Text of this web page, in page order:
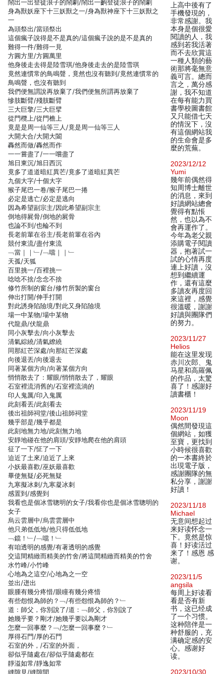
鬧出一出登徒浪子的鬧劇/鬧出一齣登徒浪子的鬧劇
身為獸妖座下十三妖獸之一/身為獸神座下十三妖獸之
一
為頭祭出/當頭祭出
這個瘋子說得是不是真的/這個瘋子說的是不是真的
難得一件/難得一見
方圓方里/方圓萬里
他身後走去得是陸雪琪/他身後走去的是陸雪琪
竟然連慣常的鳥鳴聲，竟然也沒有聽到/竟然連慣常的
鳥鳴聲，也沒有聽到
我們便無謂說再放棄了/我們便無所謂再放棄了
慘肢斷臂/殘肢斷臂
三大巨擎/三大巨擘
從門欖上/從門檐上
竟是是周一仙等三人/竟是周一仙等三人
大開大合/大開大闔
轟然而做/轟然而作
一一嘗盡了/一一嚐盡了
旭日東沉/旭日西沉
竟多了道道暗紅異芒/竟多了道暗紅異芒
九個大字/十個大字
猴子尾巴一卷/猴子尾巴一捲
必定是逃亡/必定是逃向
因為希望副宗主/因此希望副宗主
倒地得屍骨/倒地的屍骨
也論不到/也輪不到
長老前輩在谷主/長老前輩在谷內
競付東流/盡付東流
﹁當｜｜﹂/﹁噹｜｜﹂
天孤/天狐
百里挑一/百裡挑一
唸唸不捨/念念不捨
修竹所制的窗台/修竹所製的窗台
伸出打開/伸手打開
對此誘身陷險境/對此又身陷險境
場一中某物/場中某物
代龍鼎/伏龍鼎
同小灰擊去/向小灰擊去
清氣綜繞/清氣繚繞
同那紅芒深處/向那紅芒深處
向後退丟/向後退去
同著某個方向/向著某個方向
悄悄散去了：耀眼/悄悄散去了，耀眼
石室裡流消舊的/石室裡流淌的
印人鬼厲/印入鬼厲
此刻看丟/此刻看去
後出祖師祠堂/後山祖師祠堂
幾乎部是/幾乎都是
此刻地無力地/此刻無力地
安靜地碰在他的肩頭/安靜地爬在他的肩頭
征了一下/怔了一下
迫近了土來/迫近了上來
小妖最喜歡/巫妖最喜歡
畢使無疑/必死無疑
九寒擬冰刺/九寒凝冰刺
感置到/感覺到
我看也是個冰雪聰明的女子/我看你也是個冰雪聰明的
女子
烏云雲層中/烏雲雲層中
他只弟低低地/他只得低低地
﹁鐺！﹂/﹁噹！﹂
有咱透明的感覺/有著透明的感覺
交這間精緻而精美的竹舍/將這間精緻而精美的竹舍
水竹峰/小竹峰
心地為之這空/心地為之一空
並出/迸出
眼腫有幾分疼惜/眼瞳有幾分疼惜
有些怨恨為師的？﹁/有些怨恨為師的？﹂
道：師父，你別說了/道：﹁師父，你別說了
她幾乎要？剛才/她幾乎要以為剛才
怎麼一回事麼？﹁/怎麼一回事麼？﹂
厚得石門/厚的石門
石室的外，/石室的外面，
卻似乎隨處在/卻似乎隨處都在
靜溢如常/靜逸如常
縫隙見/縫隙間
上高中後有了
手機發現的，
非常感謝。我
本身是個很愛
閱讀的人，我
感到若我活著
而不去欣賞這
一種人類的藝
術那將毫無意
義可言。總而
言之，萬分感
謝，我不知道
在每有能力買
書學校圖書館
又只能借七天
的情況下，沒
有這個網站我
的生命會是多
麼的荒蕪。
2023/12/12
Yumi
幾年前偶然得
知周博士離世
的消息，來到
好讀網站總會
覺得有點悵
然，也以為不
會再運作了。
今年為老父親
添購電子閱讀
器，抱著試一
試的心情再度
連上好讀，沒
想到繼續運
作，還有這麼
多讀友再度回
來這裡，感覺
很溫暖，謝謝
好讀與團隊們
的努力。
2023/11/27
Helios
能在这里发现
赤川次郎、鬼
马星和高羅佩
的作品，太驚
喜了！感謝好
讀書櫃！
2023/11/19
Moon
偶然間發現這
個網站，如獲
至寶，更找到
小時候很喜歡
的一本書終於
出現電子版，
感謝團隊的無
私分享，謝謝
好讀！
2023/11/18
Michael
无意间想起过
来好读怀念一
下。竟然是惊
喜！好读活过
来了！感恩 感
谢。
2023/11/5
angsila
每周上好读看
看是否有新
书，这已经成
了一个习惯。
这种陪伴是一
种舒服的，充
满确定感的安
心。感谢好
读。
2023/10/30